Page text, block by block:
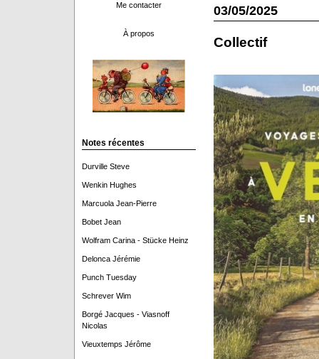
Me contacter
À propos
Notes récentes
Durville Steve
Wenkin Hughes
Marcuola Jean-Pierre
Bobet Jean
Wolfram Carina - Stücke Heinz
Delonca Jérémie
Punch Tuesday
Schrever Wim
Borgé Jacques - Viasnoff
Nicolas
Vieuxtemps Jérôme
03/05/2025
Collectif